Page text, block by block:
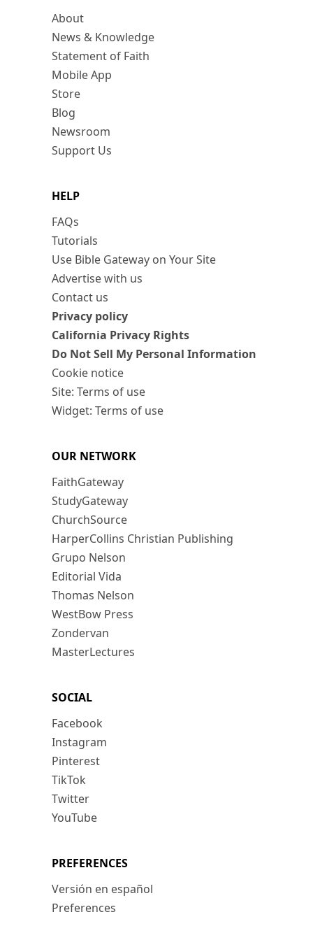
About
News & Knowledge
Statement of Faith
Mobile App
Store
Blog
Newsroom
Support Us
HELP
FAQs
Tutorials
Use Bible Gateway on Your Site
Advertise with us
Contact us
Privacy policy
California Privacy Rights
Do Not Sell My Personal Information
Cookie notice
Site: Terms of use
Widget: Terms of use
OUR NETWORK
FaithGateway
StudyGateway
ChurchSource
HarperCollins Christian Publishing
Grupo Nelson
Editorial Vida
Thomas Nelson
WestBow Press
Zondervan
MasterLectures
SOCIAL
Facebook
Instagram
Pinterest
TikTok
Twitter
YouTube
PREFERENCES
Versión en español
Preferences